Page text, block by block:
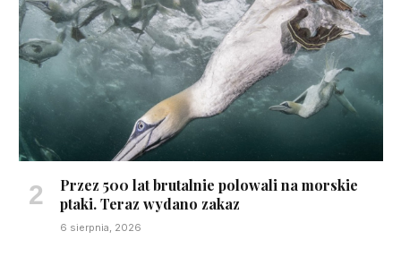
Przez 500 lat brutalnie polowali na morskie
ptaki. Teraz wydano zakaz
6 sierpnia, 2026